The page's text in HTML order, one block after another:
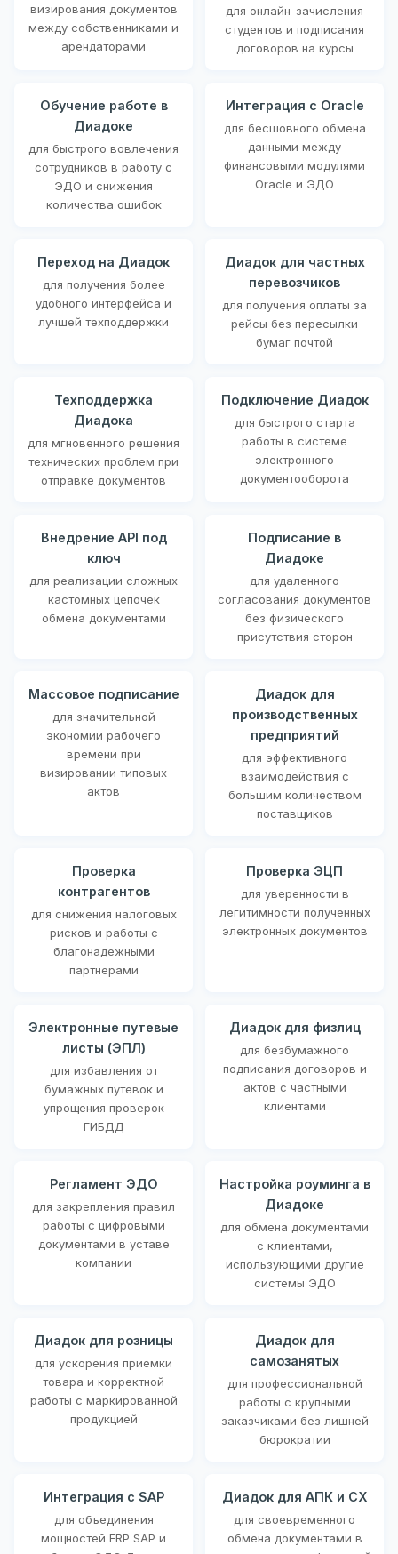
визирования документов
между собственниками и
арендаторами
для онлайн-зачисления
студентов и подписания
договоров на курсы
Обучение работе в
Диадоке
для быстрого вовлечения
сотрудников в работу с
ЭДО и снижения
количества ошибок
Интеграция с Oracle
для бесшовного обмена
данными между
финансовыми модулями
Oracle и ЭДО
Переход на Диадок
для получения более
удобного интерфейса и
лучшей техподдержки
Диадок для частных
перевозчиков
для получения оплаты за
рейсы без пересылки
бумаг почтой
Техподдержка
Диадока
для мгновенного решения
технических проблем при
отправке документов
Подключение Диадок
для быстрого старта
работы в системе
электронного
документооборота
Внедрение API под
ключ
для реализации сложных
кастомных цепочек
обмена документами
Подписание в
Диадоке
для удаленного
согласования документов
без физического
присутствия сторон
Массовое подписание
для значительной
экономии рабочего
времени при
визировании типовых
актов
Диадок для
производственных
предприятий
для эффективного
взаимодействия с
большим количеством
поставщиков
Проверка
контрагентов
для снижения налоговых
рисков и работы с
благонадежными
партнерами
Проверка ЭЦП
для уверенности в
легитимности полученных
электронных документов
Электронные путевые
листы (ЭПЛ)
для избавления от
бумажных путевок и
упрощения проверок
ГИБДД
Диадок для физлиц
для безбумажного
подписания договоров и
актов с частными
клиентами
Регламент ЭДО
для закрепления правил
работы с цифровыми
документами в уставе
компании
Настройка роуминга в
Диадоке
для обмена документами
с клиентами,
использующими другие
системы ЭДО
Диадок для розницы
для ускорения приемки
товара и корректной
работы с маркированной
продукцией
Диадок для
самозанятых
для профессиональной
работы с крупными
заказчиками без лишней
бюрократии
Интеграция с SAP
для объединения
мощностей ERP SAP и
Диадок для АПК и СХ
для своевременного
обмена документами в